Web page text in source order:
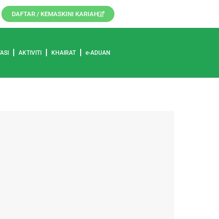
DAFTAR / KEMASKINI KARIAH
AKTIVITI KHAIRAT e-ADUAN